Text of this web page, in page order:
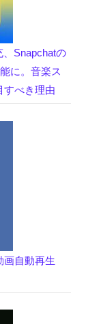
Snapchatの
に。音楽ス
すべき理由
画自動再生